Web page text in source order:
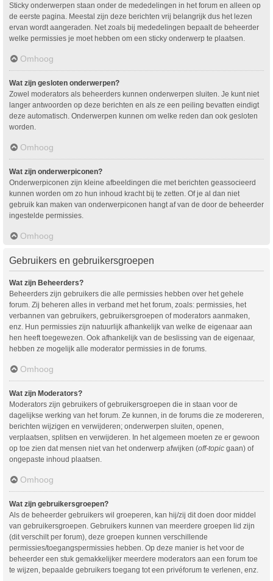
Sticky onderwerpen staan onder de mededelingen in het forum en alleen op
de eerste pagina. Meestal zijn deze berichten vrij belangrijk dus het lezen
ervan wordt aangeraden. Net zoals bij mededelingen bepaalt de beheerder
welke permissies je moet hebben om een sticky onderwerp te plaatsen.
Omhoog
Wat zijn gesloten onderwerpen?
Zowel moderators als beheerders kunnen onderwerpen sluiten. Je kunt niet
langer antwoorden op deze berichten en als ze een peiling bevatten eindigt
deze automatisch. Onderwerpen kunnen om welke reden dan ook gesloten
worden.
Omhoog
Wat zijn onderwerpiconen?
Onderwerpiconen zijn kleine afbeeldingen die met berichten geassocieerd
kunnen worden om zo hun inhoud kracht bij te zetten. Of je al dan niet
gebruik kan maken van onderwerpiconen hangt af van de door de beheerder
ingestelde permissies.
Omhoog
Gebruikers en gebruikersgroepen
Wat zijn Beheerders?
Beheerders zijn gebruikers die alle permissies hebben over het gehele
forum. Zij beheren alles in verband met het forum, zoals: permissies, het
verbannen van gebruikers, gebruikersgroepen of moderators aanmaken,
enz. Hun permissies zijn natuurlijk afhankelijk van welke de eigenaar aan
hen heeft toegewezen. Ook afhankelijk van de beslissing van de eigenaar,
hebben ze mogelijk alle moderator permissies in de forums.
Omhoog
Wat zijn Moderators?
Moderators zijn gebruikers of gebruikersgroepen die in staan voor de
dagelijkse werking van het forum. Ze kunnen, in de forums die ze modereren,
berichten wijzigen en verwijderen; onderwerpen sluiten, openen,
verplaatsen, splitsen en verwijderen. In het algemeen moeten ze er gewoon
op toe zien dat mensen niet van het onderwerp afwijken (off-topic gaan) of
ongepaste inhoud plaatsen.
Omhoog
Wat zijn gebruikersgroepen?
Als de beheerder gebruikers wil groeperen, kan hij/zij dit doen door middel
van gebruikersgroepen. Gebruikers kunnen van meerdere groepen lid zijn
(dit verschilt per forum), deze groepen kunnen verschillende
permissies/toegangspermissies hebben. Op deze manier is het voor de
beheerder een stuk gemakkelijker meerdere moderators aan een forum toe
te wijzen, bepaalde gebruikers toegang tot een privéforum te verlenen, enz.